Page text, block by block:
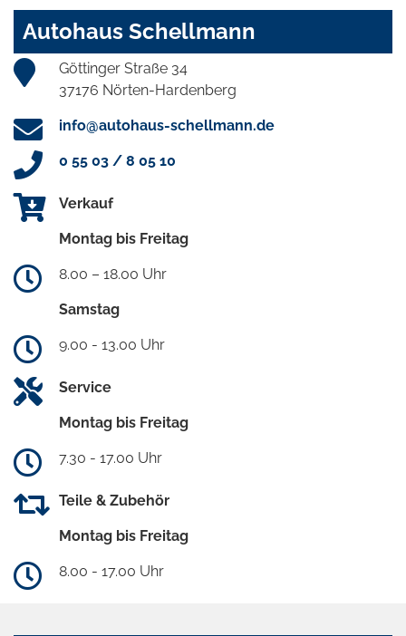
Autohaus Schellmann
Göttinger Straße 34
37176 Nörten-Hardenberg
info@autohaus-schellmann.de
0 55 03 / 8 05 10
Verkauf
Montag bis Freitag
8.00 – 18.00 Uhr
Samstag
9.00 - 13.00 Uhr
Service
Montag bis Freitag
7.30 - 17.00 Uhr
Teile & Zubehör
Montag bis Freitag
8.00 - 17.00 Uhr